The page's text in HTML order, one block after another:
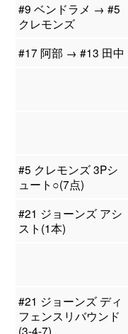
#9 ベンドラメ → #5
クレモンズ
#17 阿部 → #13 田中
#5 クレモンズ 3Pシ
ュート○(7点)
#21 ジョーンズ アシ
スト(1本)
#21 ジョーンズ ディ
フェンスリバウンド
(3-4-7)